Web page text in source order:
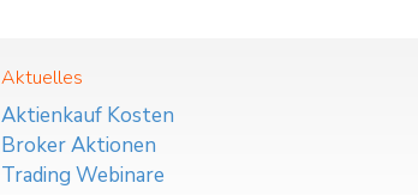
Aktuelles
Aktienkauf Kosten
Broker Aktionen
Trading Webinare